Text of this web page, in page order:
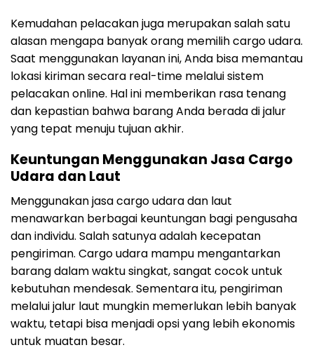
Kemudahan pelacakan juga merupakan salah satu
alasan mengapa banyak orang memilih cargo udara.
Saat menggunakan layanan ini, Anda bisa memantau
lokasi kiriman secara real-time melalui sistem
pelacakan online. Hal ini memberikan rasa tenang
dan kepastian bahwa barang Anda berada di jalur
yang tepat menuju tujuan akhir.
Keuntungan Menggunakan Jasa Cargo
Udara dan Laut
Menggunakan jasa cargo udara dan laut
menawarkan berbagai keuntungan bagi pengusaha
dan individu. Salah satunya adalah kecepatan
pengiriman. Cargo udara mampu mengantarkan
barang dalam waktu singkat, sangat cocok untuk
kebutuhan mendesak. Sementara itu, pengiriman
melalui jalur laut mungkin memerlukan lebih banyak
waktu, tetapi bisa menjadi opsi yang lebih ekonomis
untuk muatan besar.